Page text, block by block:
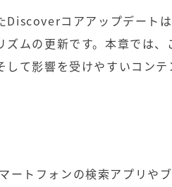
コアアップデート
ムの更新です。本章では、
て影響を受けやすいコン
ートフォンの検索アプリや